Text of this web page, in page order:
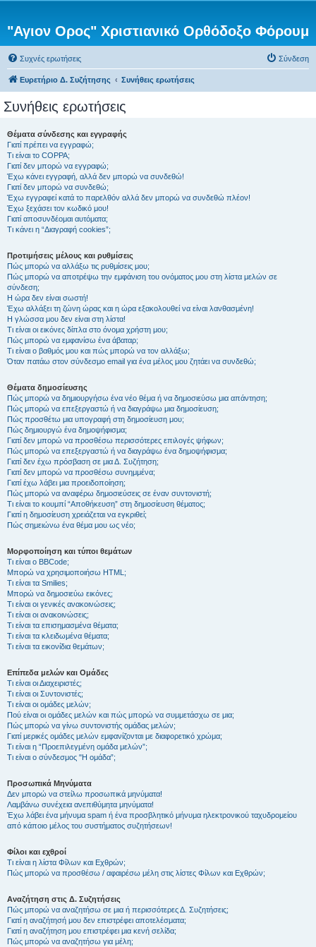
"Αγιον Ορος" Χριστιανικό Ορθόδοξο Φόρουμ
Συχνές ερωτήσεις Σύνδεση
Ευρετήριο Δ. Συζήτησης Συνήθεις ερωτήσεις
Συνήθεις ερωτήσεις
Θέματα σύνδεσης και εγγραφής
Γιατί πρέπει να εγγραφώ;
Τι είναι το COPPA;
Γιατί δεν μπορώ να εγγραφώ;
Έχω κάνει εγγραφή, αλλά δεν μπορώ να συνδεθώ!
Γιατί δεν μπορώ να συνδεθώ;
Έχω εγγραφεί κατά το παρελθόν αλλά δεν μπορώ να συνδεθώ πλέον!
Έχω ξεχάσει τον κωδικό μου!
Γιατί αποσυνδέομαι αυτόματα;
Τι κάνει η “Διαγραφή cookies”;
Προτιμήσεις μέλους και ρυθμίσεις
Πώς μπορώ να αλλάξω τις ρυθμίσεις μου;
Πώς μπορώ να αποτρέψω την εμφάνιση του ονόματος μου στη λίστα μελών σε
σύνδεση;
Η ώρα δεν είναι σωστή!
Έχω αλλάξει τη ζώνη ώρας και η ώρα εξακολουθεί να είναι λανθασμένη!
Η γλώσσα μου δεν είναι στη λίστα!
Τι είναι οι εικόνες δίπλα στο όνομα χρήστη μου;
Πώς μπορώ να εμφανίσω ένα άβαταρ;
Τι είναι ο βαθμός μου και πώς μπορώ να τον αλλάξω;
Όταν πατάω στον σύνδεσμο email για ένα μέλος μου ζητάει να συνδεθώ;
Θέματα δημοσίευσης
Πώς μπορώ να δημιουργήσω ένα νέο θέμα ή να δημοσιεύσω μια απάντηση;
Πώς μπορώ να επεξεργαστώ ή να διαγράψω μια δημοσίευση;
Πώς προσθέτω μια υπογραφή στη δημοσίευση μου;
Πώς δημιουργώ ένα δημοψήφισμα;
Γιατί δεν μπορώ να προσθέσω περισσότερες επιλογές ψήφων;
Πώς μπορώ να επεξεργαστώ ή να διαγράψω ένα δημοψήφισμα;
Γιατί δεν έχω πρόσβαση σε μια Δ. Συζήτηση;
Γιατί δεν μπορώ να προσθέσω συνημμένα;
Γιατί έχω λάβει μια προειδοποίηση;
Πώς μπορώ να αναφέρω δημοσιεύσεις σε έναν συντονιστή;
Τι είναι το κουμπί “Αποθήκευση” στη δημοσίευση θέματος;
Γιατί η δημοσίευση χρειάζεται να εγκριθεί;
Πώς σημειώνω ένα θέμα μου ως νέο;
Μορφοποίηση και τύποι θεμάτων
Τι είναι ο BBCode;
Μπορώ να χρησιμοποιήσω HTML;
Τι είναι τα Smilies;
Μπορώ να δημοσιεύω εικόνες;
Τι είναι οι γενικές ανακοινώσεις;
Τι είναι οι ανακοινώσεις;
Τι είναι τα επισημασμένα θέματα;
Τι είναι τα κλειδωμένα θέματα;
Τι είναι τα εικονίδια θεμάτων;
Επίπεδα μελών και Ομάδες
Τι είναι οι Διαχειριστές;
Τι είναι οι Συντονιστές;
Τι είναι οι ομάδες μελών;
Πού είναι οι ομάδες μελών και πώς μπορώ να συμμετάσχω σε μια;
Πώς μπορώ να γίνω συντονιστής ομάδας μελών;
Γιατί μερικές ομάδες μελών εμφανίζονται με διαφορετικό χρώμα;
Τι είναι η “Προεπιλεγμένη ομάδα μελών”;
Τι είναι ο σύνδεσμος "Η ομάδα”;
Προσωπικά Μηνύματα
Δεν μπορώ να στείλω προσωπικά μηνύματα!
Λαμβάνω συνέχεια ανεπιθύμητα μηνύματα!
Έχω λάβει ένα μήνυμα spam ή ένα προσβλητικό μήνυμα ηλεκτρονικού ταχυδρομείου
από κάποιο μέλος του συστήματος συζητήσεων!
Φίλοι και εχθροί
Τι είναι η λίστα Φίλων και Εχθρών;
Πώς μπορώ να προσθέσω / αφαιρέσω μέλη στις λίστες Φίλων και Εχθρών;
Αναζήτηση στις Δ. Συζητήσεις
Πώς μπορώ να αναζητήσω σε μια ή περισσότερες Δ. Συζητήσεις;
Γιατί η αναζήτησή μου δεν επιστρέφει αποτελέσματα;
Γιατί η αναζήτηση μου επιστρέφει μια κενή σελίδα;
Πώς μπορώ να αναζητήσω για μέλη;